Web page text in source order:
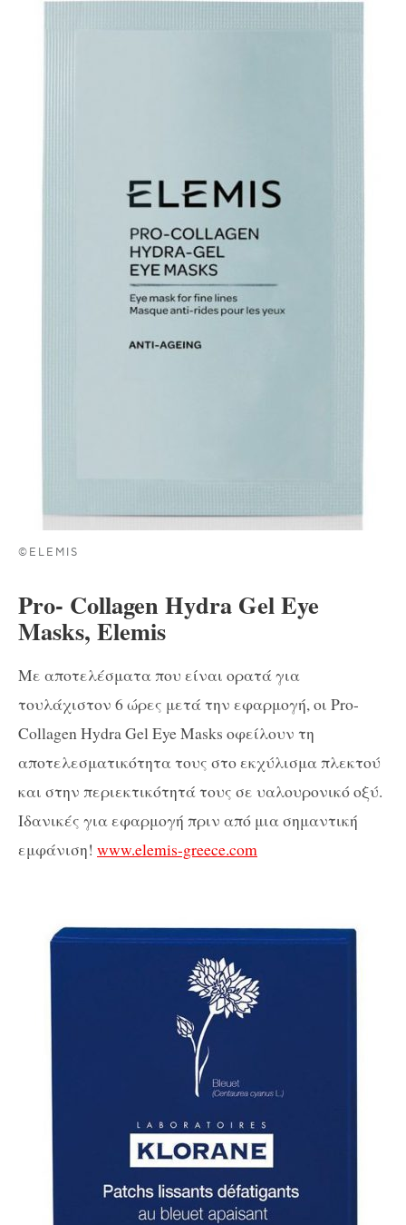
©ELEMIS
Pro- Collagen Hydra Gel Eye
Masks, Elemis
Με αποτελέσματα που είναι ορατά για
τουλάχιστον 6 ώρες μετά την εφαρμογή, οι Pro-
Collagen Hydra Gel Eye Masks οφείλουν τη
αποτελεσματικότητα τους στο εκχύλισμα πλεκτού
και στην περιεκτικότητά τους σε υαλουρονικό οξύ.
Ιδανικές για εφαρμογή πριν από μια σημαντική
εμφάνιση! www.elemis-greece.com